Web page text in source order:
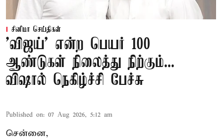
சினிமா செய்திகள்
'விஜய்' என்ற பெயர் 100
ஆண்டுகள் நிலைத்து நிற்கும்...
விஷால் நெகிழ்ச்சி பேச்சு
Published on: 07 Aug 2026, 5:12 am
சென்னை,